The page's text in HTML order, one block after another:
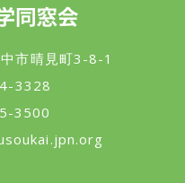
市晴見町3-8-1
3328
3500